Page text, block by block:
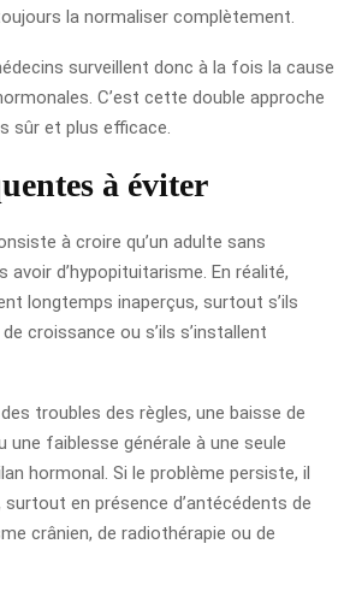
la normaliser complètement.
surveillent donc à la fois la cause
C’est cette double approche
sûr et plus efficace.
à éviter
à croire qu’un adulte sans
d’hypopituitarisme. En réalité,
longtemps inaperçus, surtout s’ils
croissance ou s’ils s’installent
troubles des règles, une baisse de
faiblesse générale à une seule
hormonal. Si le problème persiste, il
en présence d’antécédents de
crânien, de radiothérapie ou de